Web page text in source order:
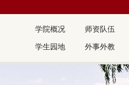
学院概况 师资队伍
学生园地 外事外教